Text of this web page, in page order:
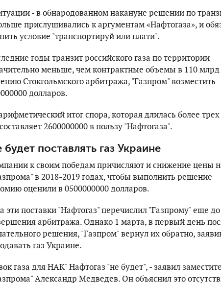
- в обнародованном накануне решении по
прислушивались к аргументам «Нафтогаза», и
условие "транспортируй или плати".
годы транзит российского газа по территории
меньше, чем контрактные объемы в 110 млрд
Стокгольмского арбитража, "Газпром" возместить
долларов.
итог спора, которая длилась более трех
2600000000 в пользу "Нафтогаза".
поставлять газ Украине
к своим победам причисляют и снижение цены
в 2018-2019 годах, чтобы выполнить решение
оценили в 0500000000 долларов.
эти поставки "Нафтогаз" перечислил "Газпрому" еще до
арбитража. Однако 1 марта, в первый день
решения, "Газпром" вернул их обратно,
газ Украине.
газа для НАК" Нафтогаз "не будет", - заявил
Александр Медведев. Он объяснил это